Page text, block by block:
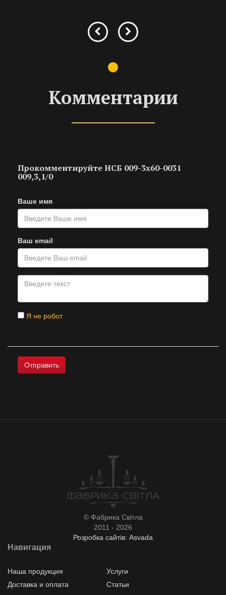
Комментарии
Прокомментируйте НСБ 009-3х60-0031
009,3,1/0
Ваше имя
Ваш email
Я не робот
© Фабрика Світла
2011 - 2026
Розробка сайтів: Asvada
Навигация
Наша продукция
Услуги
Доставка и оплата
Статьи